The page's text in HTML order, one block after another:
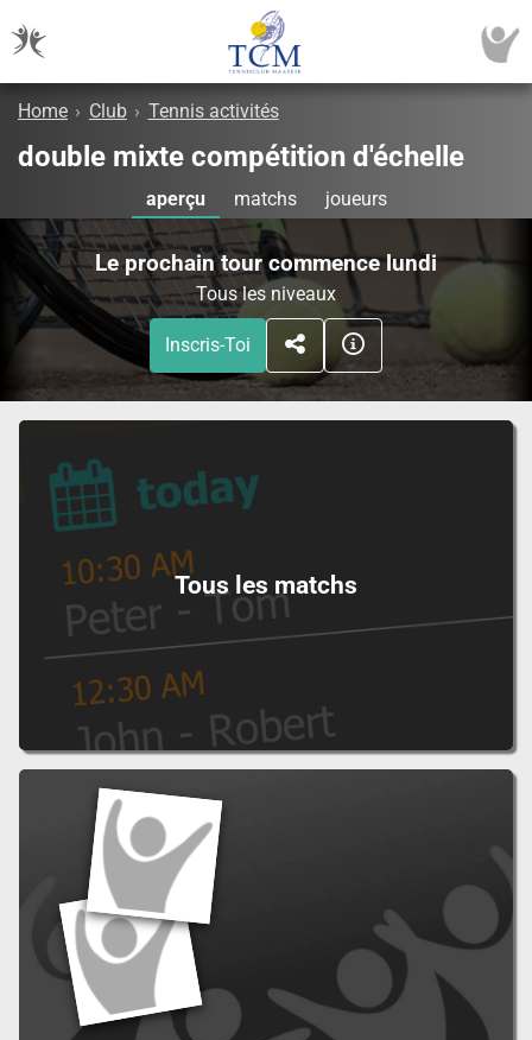
Home › Club › Tennis activités
double mixte compétition d'échelle
aperçu matchs joueurs
Le prochain tour commence lundi
Tous les niveaux
Inscris-Toi
Tous les matchs